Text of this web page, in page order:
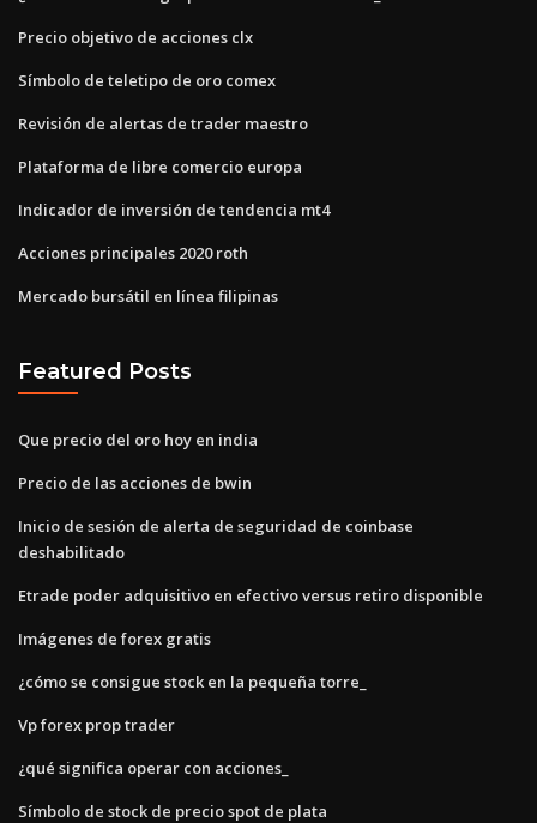
Precio objetivo de acciones clx
Símbolo de teletipo de oro comex
Revisión de alertas de trader maestro
Plataforma de libre comercio europa
Indicador de inversión de tendencia mt4
Acciones principales 2020 roth
Mercado bursátil en línea filipinas
Featured Posts
Que precio del oro hoy en india
Precio de las acciones de bwin
Inicio de sesión de alerta de seguridad de coinbase
deshabilitado
Etrade poder adquisitivo en efectivo versus retiro disponible
Imágenes de forex gratis
¿cómo se consigue stock en la pequeña torre_
Vp forex prop trader
¿qué significa operar con acciones_
Símbolo de stock de precio spot de plata